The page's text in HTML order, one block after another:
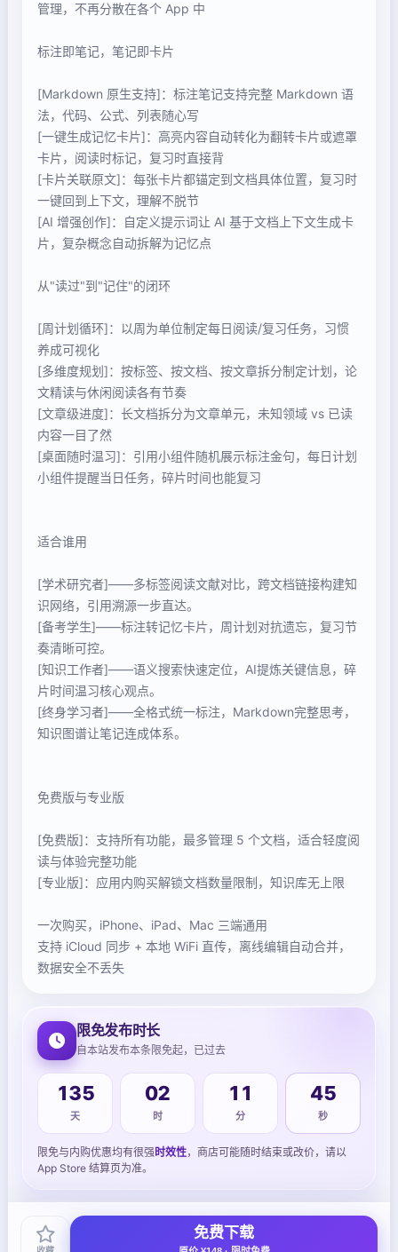
管理，不再分散在各个 App 中
标注即笔记，笔记即卡片
[Markdown 原生支持]：标注笔记支持完整 Markdown 语
法，代码、公式、列表随心写
[一键生成记忆卡片]：高亮内容自动转化为翻转卡片或遮罩
卡片，阅读时标记，复习时直接背
[卡片关联原文]：每张卡片都锚定到文档具体位置，复习时
一键回到上下文，理解不脱节
[AI 增强创作]：自定义提示词让 AI 基于文档上下文生成卡
片，复杂概念自动拆解为记忆点
从"读过"到"记住"的闭环
[周计划循环]：以周为单位制定每日阅读/复习任务，习惯
养成可视化
[多维度规划]：按标签、按文档、按文章拆分制定计划，论
文精读与休闲阅读各有节奏
[文章级进度]：长文档拆分为文章单元，未知领域 vs 已读
内容一目了然
[桌面随时温习]：引用小组件随机展示标注金句，每日计划
小组件提醒当日任务，碎片时间也能复习
适合谁用
[学术研究者]——多标签阅读文献对比，跨文档链接构建知
识网络，引用溯源一步直达。
[备考学生]——标注转记忆卡片，周计划对抗遗忘，复习节
奏清晰可控。
[知识工作者]——语义搜索快速定位，AI提炼关键信息，碎
片时间温习核心观点。
[终身学习者]——全格式统一标注，Markdown完整思考，
知识图谱让笔记连成体系。
免费版与专业版
[免费版]：支持所有功能，最多管理 5 个文档，适合轻度阅
读与体验完整功能
[专业版]：应用内购买解锁文档数量限制，知识库无上限
一次购买，iPhone、iPad、Mac 三端通用
支持 iCloud 同步 + 本地 WiFi 直传，离线编辑自动合并，
限免发布时长
自本站发布本条限免起，已过去
135
天
02
时
11
分
46
秒
限免与内购优惠均有很强时效性，商店可能随时结束或改价，请以
App Store 结算页为准。
免费下载